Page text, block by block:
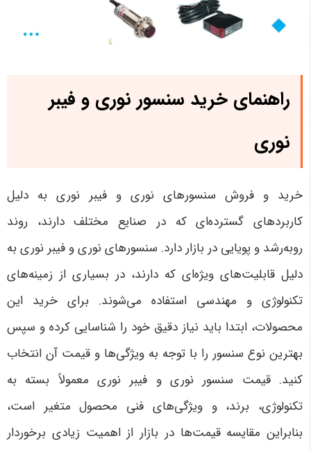
راهنمای خرید سنسور نوری و فیبر
نوری
خرید و فروش سنسورهای نوری و فیبر نوری به دلیل
کاربردهای گسترده‌ای که در صنایع مختلف دارند، روند
روبه‌رشد و پویایی در بازار دارد. سنسورهای نوری و فیبر نوری به
دلیل قابلیت‌های ویژه‌ای که دارند، در بسیاری از زمینه‌های
تکنولوژی و مهندسی استفاده می‌شوند. برای خرید این
محصولات، ابتدا باید نیاز دقیق خود را شناسایی کرده و سپس
بهترین نوع سنسور را با توجه به ویژگی‌ها و قیمت آن انتخاب
کنید. قیمت سنسور نوری و فیبر نوری معمولاً بسته به
تکنولوژی، برند، و ویژگی‌های فنی محصول متغیر است،
بنابراین مقایسه قیمت‌ها در بازار از اهمیت زیادی برخوردار